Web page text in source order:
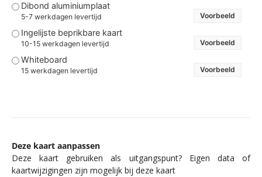
Dibond aluminiumplaat
5-7 werkdagen levertijd Voorbeeld
Ingelijste beprikbare kaart
10-15 werkdagen levertijd Voorbeeld
Whiteboard
15 werkdagen levertijd Voorbeeld
Deze kaart aanpassen
Deze kaart gebruiken als uitgangspunt? Eigen data of
kaartwijzigingen zijn mogelijk bij deze kaart